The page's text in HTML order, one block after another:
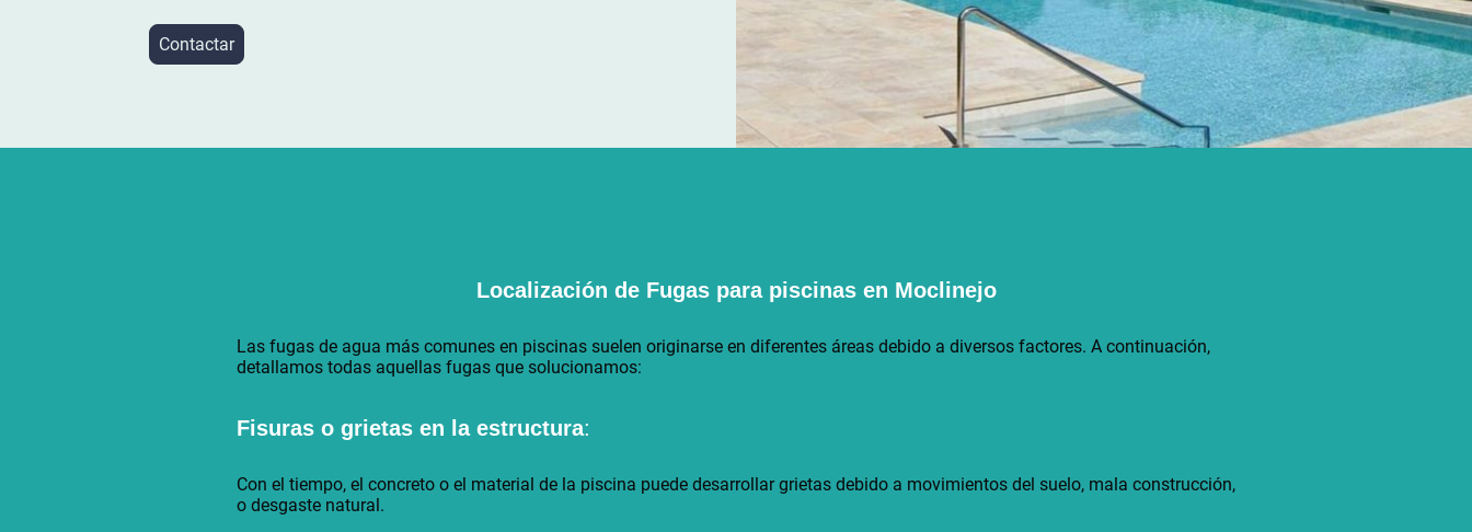
Contactar
Localización de Fugas para piscinas en Moclinejo
Las fugas de agua más comunes en piscinas suelen originarse en diferentes áreas debido a diversos factores. A continuación,
detallamos todas aquellas fugas que solucionamos:
Fisuras o grietas en la estructura:
Con el tiempo, el concreto o el material de la piscina puede desarrollar grietas debido a movimientos del suelo, mala construcción,
o desgaste natural.